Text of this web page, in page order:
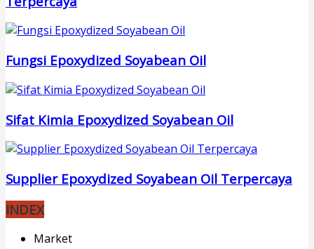
Fungsi Epoxydized Soyabean Oil
Sifat Kimia Epoxydized Soyabean Oil
Supplier Epoxydized Soyabean Oil Terpercaya
INDEX
Market